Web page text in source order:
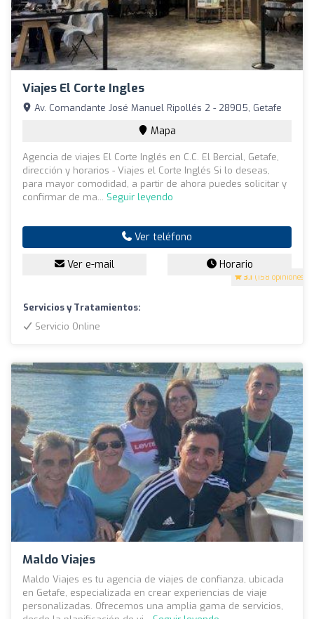
Viajes El Corte Ingles
3.1 (158 opiniones)
Av. Comandante José Manuel Ripollés 2 - 28905, Getafe
Mapa
Agencia de viajes El Corte Inglés en C.C. El Bercial, Getafe,
dirección y horarios - Viajes el Corte Inglés Si lo deseas,
para mayor comodidad, a partir de ahora puedes solicitar y
confirmar de ma... Seguir leyendo
Ver teléfono
Ver e-mail Horario
Servicios y Tratamientos:
Servicio Online
Maldo Viajes
Maldo Viajes es tu agencia de viajes de confianza, ubicada
en Getafe, especializada en crear experiencias de viaje
personalizadas. Ofrecemos una amplia gama de servicios,